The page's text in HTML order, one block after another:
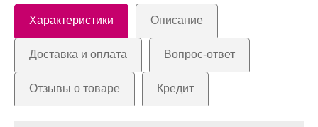
Характеристики Описание
Доставка и оплата Вопрос-ответ
Отзывы о товаре Кредит